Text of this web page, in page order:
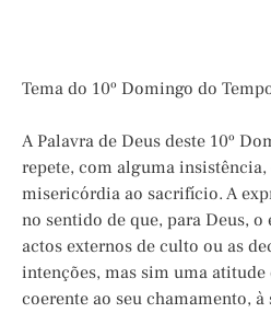
Tema do 10º Domingo do
A Palavra de Deus deste 10º
repete, com alguma insistência,
misericórdia ao sacrifício. A
no sentido de que, para Deus, o
actos externos de culto ou as
intenções, mas sim uma atitude
coerente ao seu chamamento,